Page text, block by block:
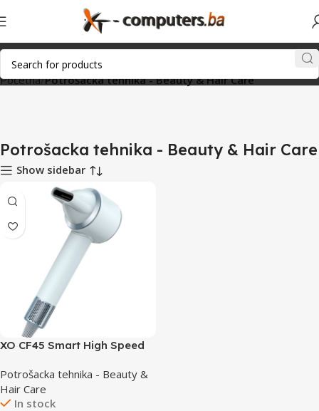
Početna Potrošacka tehnika - Beauty & Hair Care
Potrošacka tehnika - Beauty & Hair Care
Show sidebar
XO CF45 Smart High Speed
Potrošacka tehnika - Beauty &
Hair Care
In stock